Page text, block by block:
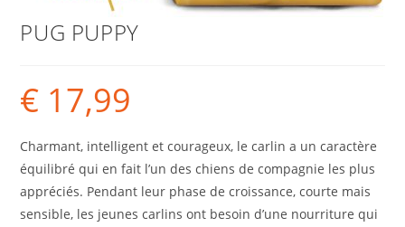
PUG PUPPY
€ 17,99
Charmant, intelligent et courageux, le carlin a un caractère
équilibré qui en fait l’un des chiens de compagnie les plus
appréciés. Pendant leur phase de croissance, courte mais
sensible, les jeunes carlins ont besoin d’une nourriture qui